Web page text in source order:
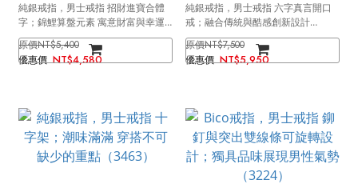
純銀戒指，男士戒指 招財進寶合體
字；錦鯉算盤元素 寓意財富與幸運
（3852）
NT$5,400
NT$4,580
純銀戒指，男士戒指 六字真言開口
戒；融合傳統與酷感創新設計
（3465）
NT$7,500
NT$5,950